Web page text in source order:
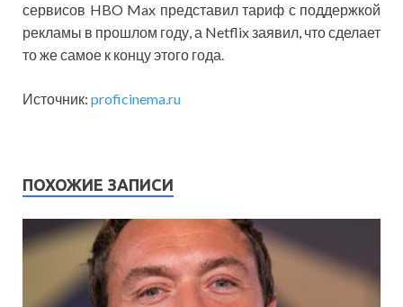
сервисов HBO Max представил тариф с поддержкой
рекламы в прошлом году, а Netflix заявил, что сделает
то же самое к концу этого года.
Источник: proficinema.ru
ПОХОЖИЕ ЗАПИСИ